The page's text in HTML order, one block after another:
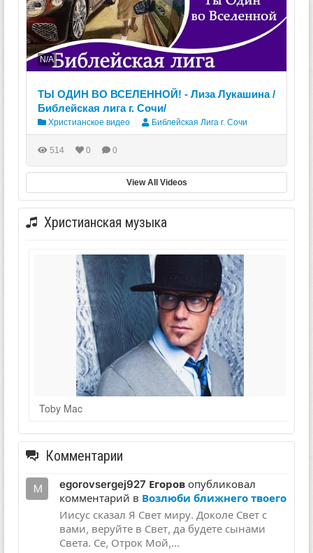
N/A
ТЫ ОДИН ВО ВСЕЛЕННОЙ! - Лиза Лукашина /
Библейская лига г. Сочи/
Христианское видео Библейская Лига г. Сочи
514 0 0
View All Videos
Христианская музыка
Toby Mac
Комментарии
egorovsergej927 Егоров опубликовал
комментарий в Возлюби ближнего твоего
Иисус сказал Я Свет миру. Доколе Свет с
вами, веруйте в Свет, да будете сынами
Света. Се, Отрок Мой,...